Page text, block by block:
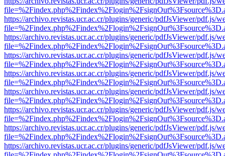
https://archivo.revistas.ucr.ac.cr/plugins/generic/pdfJsViewer/pdf.js/
https://archivo.revistas.ucr.ac.cr/plugins/generic/pdfJsViewer/pdf.js/
https://archivo.revistas.ucr.ac.cr/plugins/generic/pdfJsViewer/pdf.js/
https://archivo.revistas.ucr.ac.cr/plugins/generic/pdfJsViewer/pdf.js/
https://archivo.revistas.ucr.ac.cr/plugins/generic/pdfJsViewer/pdf.js/
https://archivo.revistas.ucr.ac.cr/plugins/generic/pdfJsViewer/pdf.js/
https://archivo.revistas.ucr.ac.cr/plugins/generic/pdfJsViewer/pdf.js/
https://archivo.revistas.ucr.ac.cr/plugins/generic/pdfJsViewer/pdf.js/